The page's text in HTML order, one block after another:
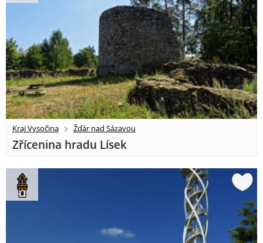
Kraj Vysočina Žďár nad Sázavou
Zřícenina hradu Lísek